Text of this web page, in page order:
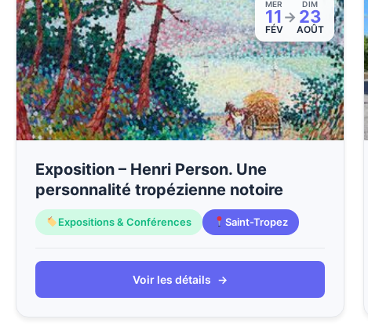
MER
11
FÉV
→
DIM
23
AOÛT
Exposition – Henri Person. Une
personnalité tropézienne notoire
Expositions & Conférences Saint-Tropez
Voir les détails →